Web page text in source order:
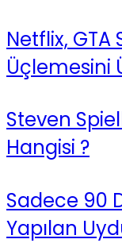
Netflix, GTA
Üçlemesini
Steven
Hangisi ?
Sadece 90
Yapılan